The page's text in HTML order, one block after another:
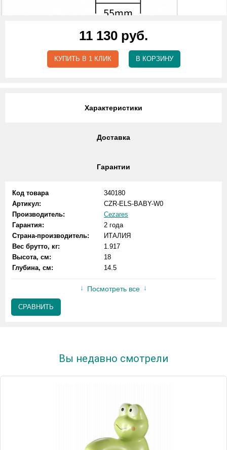
11 130 руб.
КУПИТЬ В 1 КЛИК В КОРЗИНУ
Характеристики
Доставка
Гарантии
Код товара
340180
Артикул:
CZR-ELS-BABY-W0
Производитель:
Cezares
Гарантия:
2 года
Страна-производитель:
ИТАЛИЯ
Вес брутто, кг:
1.917
Высота, см:
18
Глубина, см:
14.5
Посмотреть все
СРАВНИТЬ
Вы недавно смотрели